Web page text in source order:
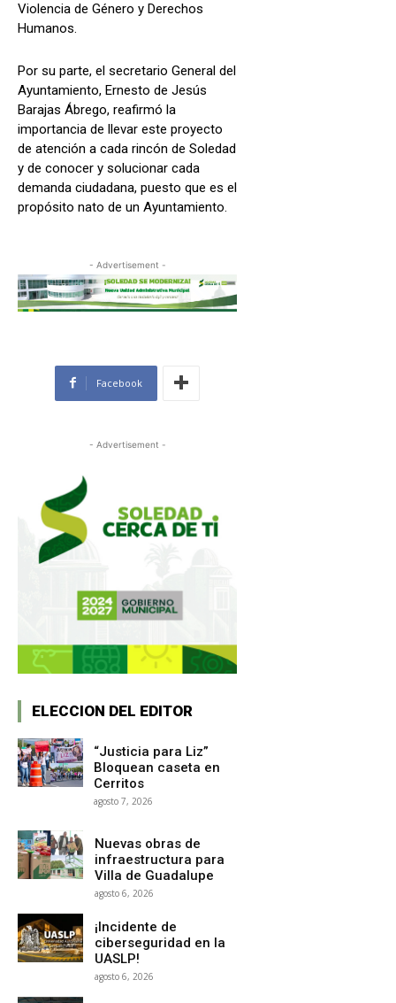
Violencia de Género y Derechos
Humanos.
Por su parte, el secretario General del
Ayuntamiento, Ernesto de Jesús
Barajas Ábrego, reafirmó la
importancia de llevar este proyecto
de atención a cada rincón de Soledad
y de conocer y solucionar cada
demanda ciudadana, puesto que es el
propósito nato de un Ayuntamiento.
- Advertisement -
Facebook
- Advertisement -
ELECCION DEL EDITOR
“Justicia para Liz”
Bloquean caseta en
Cerritos
agosto 7, 2026
Nuevas obras de
infraestructura para
Villa de Guadalupe
agosto 6, 2026
¡Incidente de
ciberseguridad en la
UASLP!
agosto 6, 2026